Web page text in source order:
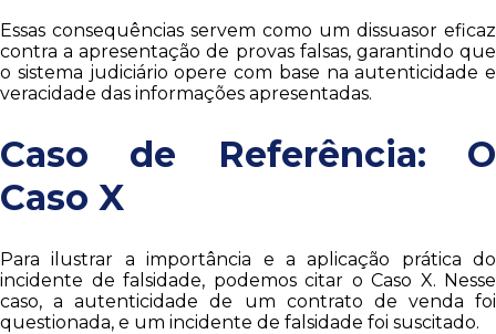
Essas consequências servem como um dissuasor eficaz
contra a apresentação de provas falsas, garantindo que
o sistema judiciário opere com base na autenticidade e
veracidade das informações apresentadas.
Caso de Referência: O
Caso X
Para ilustrar a importância e a aplicação prática do
incidente de falsidade, podemos citar o Caso X. Nesse
caso, a autenticidade de um contrato de venda foi
questionada, e um incidente de falsidade foi suscitado.